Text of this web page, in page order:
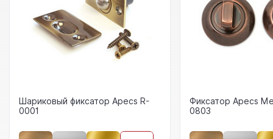
Шариковый фиксатор Apecs R-
0001
Фиксатор Apecs
0803